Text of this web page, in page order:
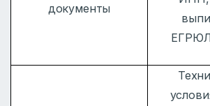
документы